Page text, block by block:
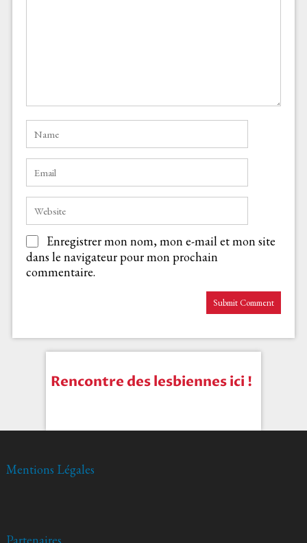
Enregistrer mon nom, mon e-mail et mon site
dans le navigateur pour mon prochain
commentaire.
Rencontre des lesbiennes ici !
Mentions Légales